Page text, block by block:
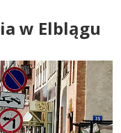
w Elblągu